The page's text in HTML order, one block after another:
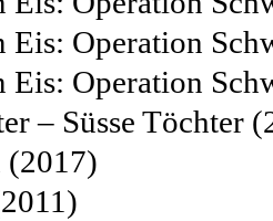
Eis: Operation
Eis: Operation
– Süsse Töchter
(2017)